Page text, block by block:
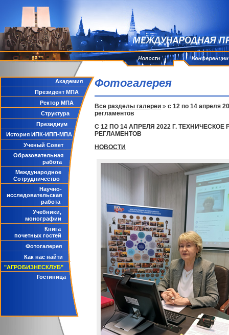
Академия
Президент МПА
Ректор МПА
Структура
Президиум
История ИПК-ИПП-МПА
Ученый Совет
Образовательная
работа
Международное
Сотрудничество
Научно-
исследовательская
работа
Учебники,
монографии
Книга
почетных гостей
Фотогалерея
Как нас найти
"АГРОБИЗНЕСКЛУБ"
Гостиница
Фотогалерея
Все разделы галереи » с 12 по 14 апреля
регламентов
С 12 ПО 14 АПРЕЛЯ 2022 Г.
РЕГЛАМЕНТОВ
НОВОСТИ